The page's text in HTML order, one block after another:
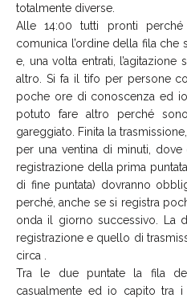
totalmente diverse.
Alle 14:00 tutti pronti
comunica l’ordine della fila
e, una volta entrati,
altro. Si fa il tifo per persone
poche ore di conoscenza ed
potuto fare altro perché
gareggiato. Finita la
per una ventina di minuti,
registrazione della prima
di fine puntata) dovranno
perché, anche se si registra
onda il giorno successivo. La
registrazione e quello di
circa .
Tra le due puntate la fila
casualmente ed io capito tra